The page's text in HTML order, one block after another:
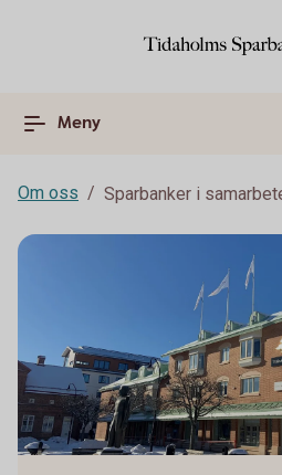
Meny
Om oss Sparbanker i